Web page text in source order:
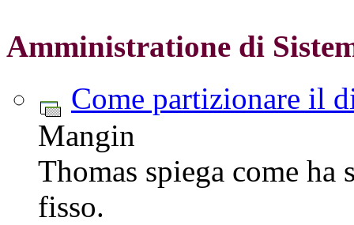
Amministratione di
Come partizionare il
Mangin
Thomas spiega come
fisso.